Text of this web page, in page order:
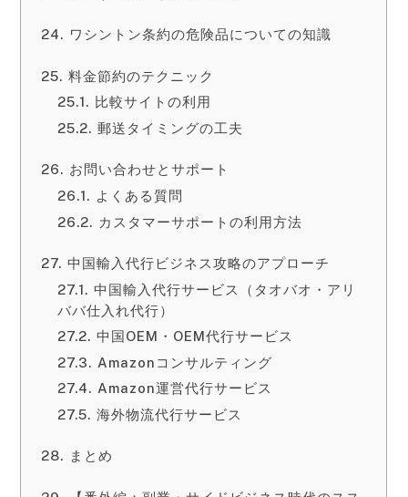
ワシントン条約の危険品についての知識
料金節約のテクニック
比較サイトの利用
郵送タイミングの工夫
お問い合わせとサポート
よくある質問
カスタマーサポートの利用方法
中国輸入代行ビジネス攻略のアプローチ
中国輸入代行サービス（タオバオ・アリ
ババ仕入れ代行）
中国OEM・OEM代行サービス
Amazonコンサルティング
Amazon運営代行サービス
海外物流代行サービス
まとめ